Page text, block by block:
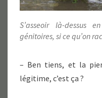
S’asseoir là-
génitoires, si ce qu’on
– Ben tiens, et la
légitime, c’est ça ?